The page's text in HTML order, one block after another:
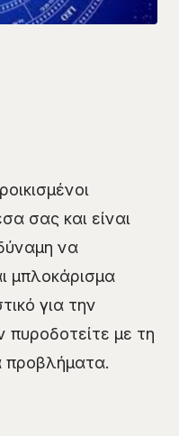
σας και είναι
να
μπλοκάρισμα
για την
με τη